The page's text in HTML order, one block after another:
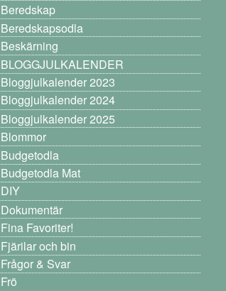
Beredskap
Beredskapsodla
Beskärning
BLOGGJULKALENDER
Bloggjulkalender 2023
Bloggjulkalender 2024
Bloggjulkalender 2025
Blommor
Budgetodla
Budgetodla Mat
DIY
Dokumentär
Fina Favoriter!
Fjärilar och bin
Frågor & Svar
Frö